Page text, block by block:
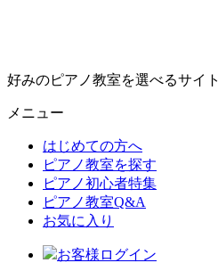
好みのピアノ教室を選べるサイト
メニュー
はじめての方へ
ピアノ教室を探す
ピアノ初心者特集
ピアノ教室Q&A
お気に入り
お客様ログイン